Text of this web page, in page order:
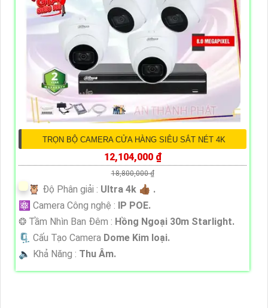
TRỌN BỘ CAMERA CỬA HÀNG SIÊU SẮT NÉT 4K
12,104,000 ₫
18,800,000 ₫
🦉 Độ Phân giải : Ultra 4k 👍🏾 .
⚛️ Camera Công nghệ :
IP POE.
❂ Tầm Nhìn Ban Đêm : Hồng Ngoại 30m Starlight.
🗜️ Cấu Tạo Camera Dome Kim loại.
️🔈 Khả Năng : Thu Âm.